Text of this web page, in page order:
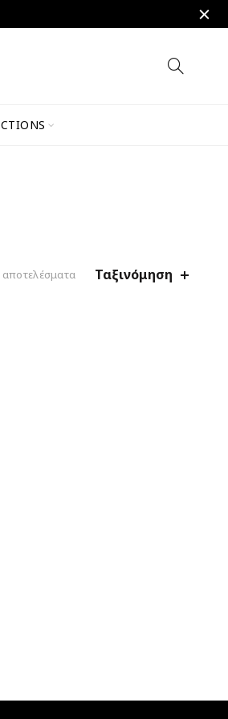
Ταξινόμηση